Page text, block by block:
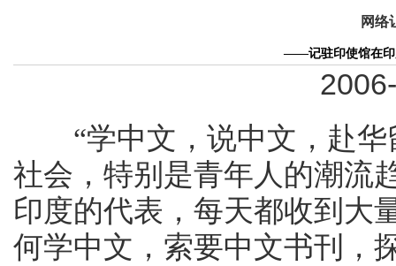
网络
——记驻印使馆在印
“学中文，说中文，赴华
社会，特别是青年人的潮流
印度的代表，每天都收到大
何学中文，索要中文书刊，